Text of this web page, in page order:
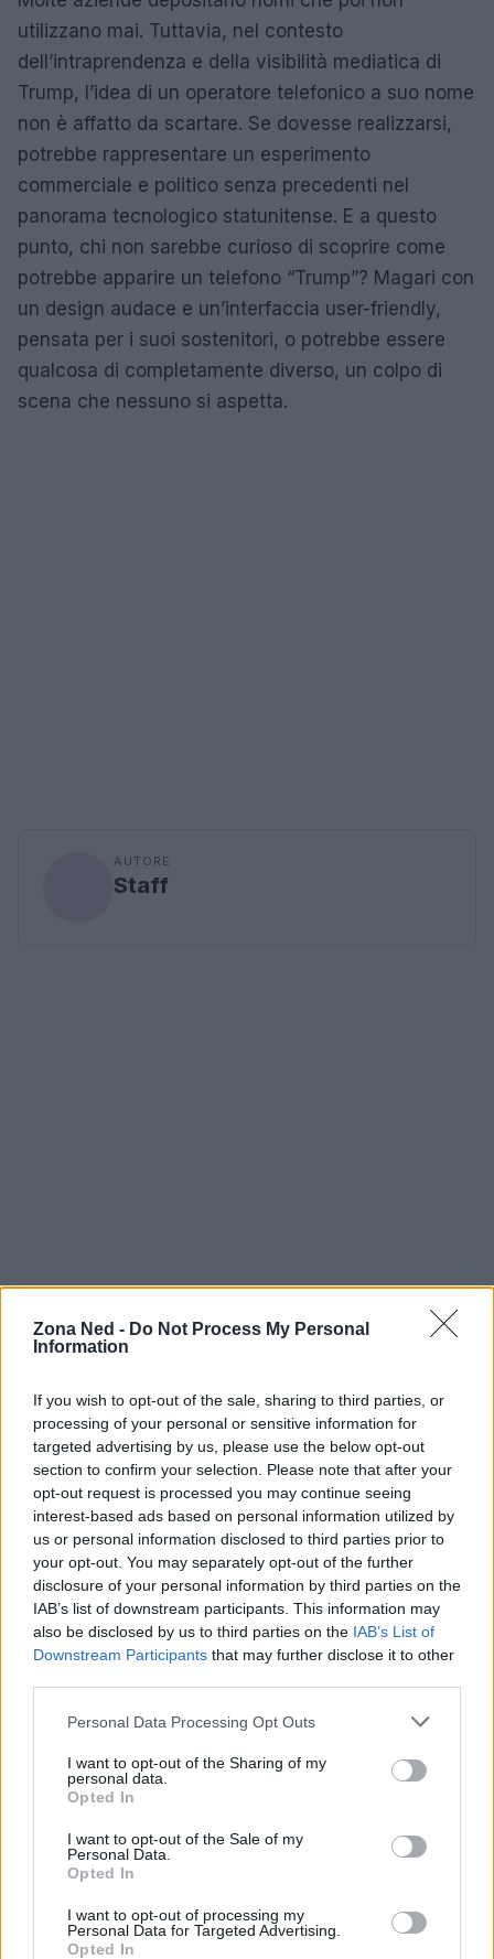
Zona Ned - Do Not Process My Personal
Information
If you wish to opt-out of the sale, sharing to third parties, or
processing of your personal or sensitive information for
targeted advertising by us, please use the below opt-out
section to confirm your selection. Please note that after your
opt-out request is processed you may continue seeing
interest-based ads based on personal information utilized by
us or personal information disclosed to third parties prior to
your opt-out. You may separately opt-out of the further
disclosure of your personal information by third parties on the
IAB’s list of downstream participants. This information may
also be disclosed by us to third parties on the IAB’s List of
Downstream Participants that may further disclose it to other
Please note that this website/app uses one or more Google
not limited to your visit or usage behaviour. You may click to
grant or deny consent to Google and its third-party tags to
use your data for below specified purposes in below Google
consent section.
Personal Data Processing Opt Outs
I want to opt-out of the Sharing of my
personal data.
Opted In
I want to opt-out of the Sale of my
Personal Data.
Opted In
I want to opt-out of processing my
Personal Data for Targeted Advertising.
Opted In
utilizzano mai. Tuttavia, nel contesto
dell’intraprendenza e della visibilità mediatica di
Trump, l’idea di un operatore telefonico a suo nome
non è affatto da scartare. Se dovesse realizzarsi,
potrebbe rappresentare un esperimento
commerciale e politico senza precedenti nel
panorama tecnologico statunitense. E a questo
punto, chi non sarebbe curioso di scoprire come
potrebbe apparire un telefono “Trump”? Magari con
un design audace e un’interfaccia user-friendly,
pensata per i suoi sostenitori, o potrebbe essere
qualcosa di completamente diverso, un colpo di
scena che nessuno si aspetta.
AUTORE
Staff
Continua a leggere
RECENSIONI TECH
replicabili
Andrea Conforti · 1 Ago 2026
RECENSIONI TECH